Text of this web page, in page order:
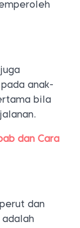
anak-
bila
dan Cara
dan